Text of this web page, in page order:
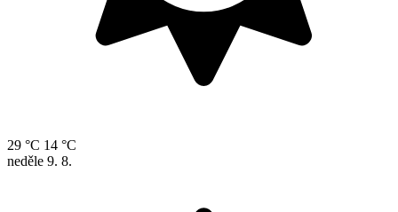
29 °C 14 °C
neděle 9. 8.